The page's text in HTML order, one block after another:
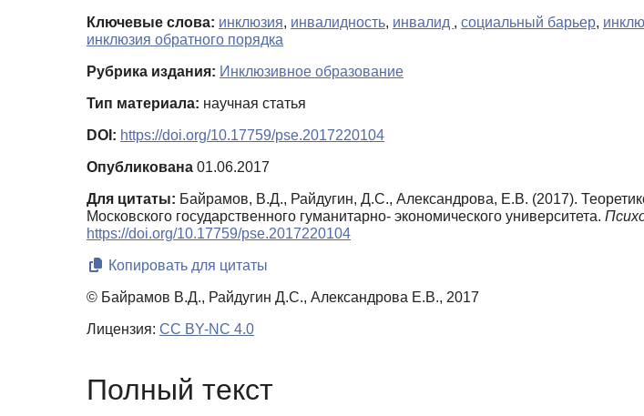
Ключевые слова: инклюзия, инвалидность, инвалид , социальный барьер,
инклюзия обратного порядка
Рубрика издания: Инклюзивное образование
Тип материала: научная статья
DOI: https://doi.org/10.17759/pse.2017220104
Опубликована 01.06.2017
Для цитаты: Байрамов, В.Д., Райдугин, Д.С., Александрова, Е.В. (2017).
Московского государственного гуманитарно- экономического университета.
https://doi.org/10.17759/pse.2017220104
Копировать для цитаты
© Байрамов В.Д., Райдугин Д.С., Александрова Е.В., 2017
Лицензия: CC BY-NC 4.0
Полный текст